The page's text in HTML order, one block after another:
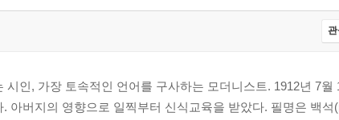
관
시인, 가장 토속적인 언어를 구사하는 모더니스트. 1912년 7월
아버지의 영향으로 일찍부터 신식교육을 받았다. 필명은 백석